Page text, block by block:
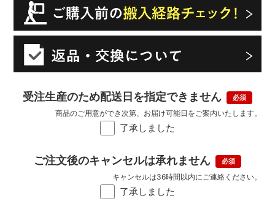
受注生産のため配送日を指定できません
了承しました
商品のご用意ができ次第、お届け可能日をご案内いたします。
ご注文後のキャンセルは承れません
了承しました
キャンセルは36時間以内にご連絡ください。